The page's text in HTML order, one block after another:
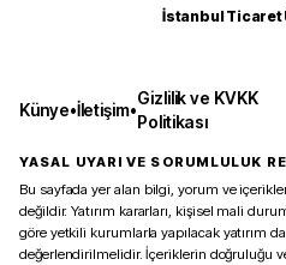
İstanbul
Künye•İletişim•
Gizlilik ve KVKK
Politikası
YASAL UYARI VE SORUMLULUK
Bu sayfada yer alan bilgi, yorum ve içerikler
değildir. Yatırım kararları, kişisel mali
göre yetkili kurumlarla yapılacak yatırım
değerlendirilmelidir. İçeriklerin doğruluğu